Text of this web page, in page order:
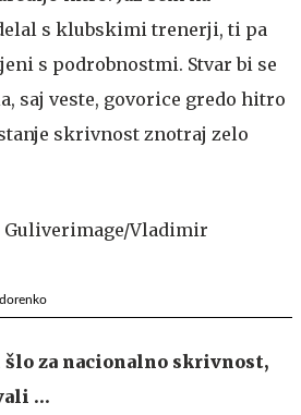
s klubskimi trenerji, ti pa
s podrobnostmi. Stvar bi se
saj veste, govorice gredo hitro
skrivnost znotraj zelo
šlo za nacionalno skrivnost,
…